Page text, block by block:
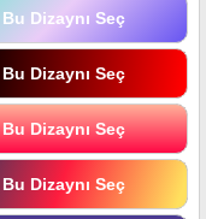
Bu Dizaynı Seç
Bu Dizaynı Seç
Bu Dizaynı Seç
Bu Dizaynı Seç